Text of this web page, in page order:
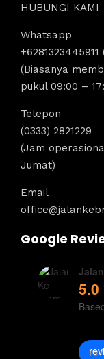
HUBUNGI KAMI
Whatsapp
(Biasanya
pukul 09:00 –
Telepon
(0333) 2821229
(Jam
Jumat)
Email
Google
5.0